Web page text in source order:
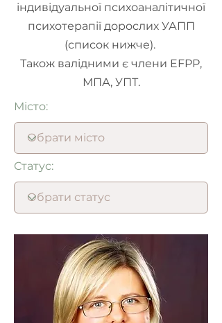
індивідуальної психоаналітичної
психотерапії дорослих УАПП
(список нижче).
Також валідними є члени EFPP,
МПА, УПТ.
Місто:
Статус: